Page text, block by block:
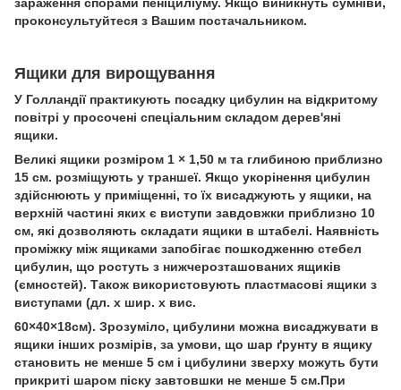
зараження спорами пеніциліуму. Якщо виникнуть сумніви,
проконсультуйтеся з Вашим постачальником.
Ящики для вирощування
У Голландії практикують посадку цибулин на відкритому
повітрі у просочені спеціальним складом дерев'яні
ящики.
Великі ящики розміром 1 × 1,50 м та глибиною приблизно
15 см. розміщують у траншеї. Якщо укорінення цибулин
здійснюють у приміщенні, то їх висаджують у ящики, на
верхній частині яких є виступи завдовжки приблизно 10
см, які дозволяють складати ящики в штабелі. Наявність
проміжку між ящиками запобігає пошкодженню стебел
цибулин, що ростуть з нижчерозташованих ящиків
(ємностей). Також використовують пластмасові ящики з
виступами (дл. х шир. х вис.
60×40×18см). Зрозуміло, цибулини можна висаджувати в
ящики інших розмірів, за умови, що шар ґрунту в ящику
становить не менше 5 см і цибулини зверху можуть бути
прикриті шаром піску завтовшки не менше 5 см.При